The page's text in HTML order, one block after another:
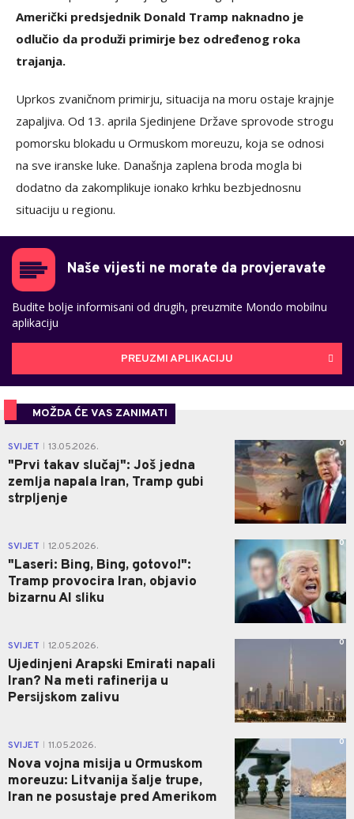
Američki predsjednik Donald Tramp naknadno je
odlučio da produži primirje bez određenog roka
trajanja.
Uprkos zvaničnom primirju, situacija na moru ostaje krajnje
zapaljiva. Od 13. aprila Sjedinjene Države sprovode strogu
pomorsku blokadu u Ormuskom moreuzu, koja se odnosi
na sve iranske luke. Današnja zaplena broda mogla bi
dodatno da zakomplikuje ionako krhku bezbjednosnu
situaciju u regionu.
Naše vijesti ne morate da provjeravate
Budite bolje informisani od drugih, preuzmite Mondo mobilnu
aplikaciju
PREUZMI APLIKACIJU
MOŽDA ĆE VAS ZANIMATI
SVIJET 13.05.2026.
"Prvi takav slučaj": Još jedna
zemlja napala Iran, Tramp gubi
strpljenje
0
SVIJET 12.05.2026.
"Laseri: Bing, Bing, gotovo!":
Tramp provocira Iran, objavio
bizarnu AI sliku
0
SVIJET 12.05.2026.
Ujedinjeni Arapski Emirati napali
Iran? Na meti rafinerija u
Persijskom zalivu
0
SVIJET 11.05.2026.
Nova vojna misija u Ormuskom
moreuzu: Litvanija šalje trupe,
Iran ne posustaje pred Amerikom
0